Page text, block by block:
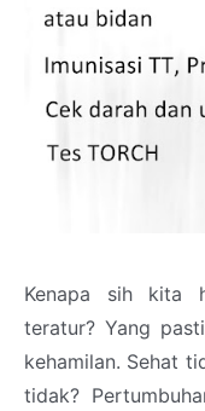
Kenapa sih kita
teratur? Yang
kehamilan. Sehat
tidak?